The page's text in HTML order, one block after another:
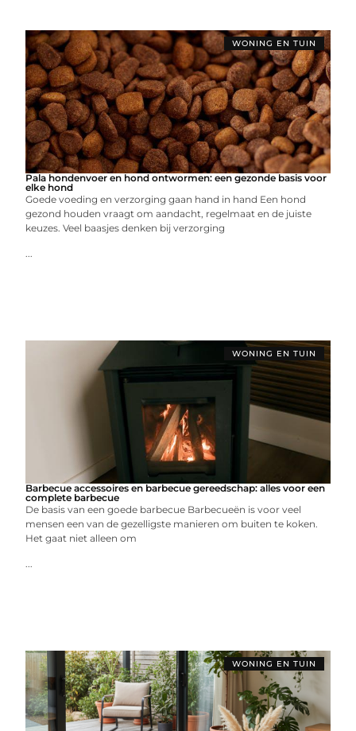
WONING EN TUIN
Pala hondenvoer en hond ontwormen: een gezonde basis voor
elke hond
Goede voeding en verzorging gaan hand in hand Een hond
gezond houden vraagt om aandacht, regelmaat en de juiste
keuzes. Veel baasjes denken bij verzorging
...
WONING EN TUIN
Barbecue accessoires en barbecue gereedschap: alles voor een
complete barbecue
De basis van een goede barbecue Barbecueën is voor veel
mensen een van de gezelligste manieren om buiten te koken.
Het gaat niet alleen om
...
WONING EN TUIN